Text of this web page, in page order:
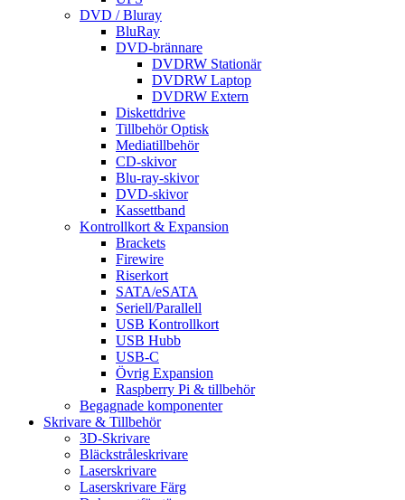
DVD / Bluray
BluRay
DVD-brännare
DVDRW Stationär
DVDRW Laptop
DVDRW Extern
Diskettdrive
Tillbehör Optisk
Mediatillbehör
CD-skivor
Blu-ray-skivor
DVD-skivor
Kassettband
Kontrollkort & Expansion
Brackets
Firewire
Riserkort
SATA/eSATA
Seriell/Parallell
USB Kontrollkort
USB Hubb
USB-C
Övrig Expansion
Raspberry Pi & tillbehör
Begagnade komponenter
Skrivare & Tillbehör
3D-Skrivare
Bläckstråleskrivare
Laserskrivare
Laserskrivare Färg